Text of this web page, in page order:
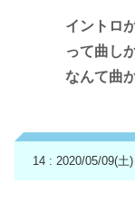
イントロ
って曲し
なんて曲
14 : 2020/05/09(土